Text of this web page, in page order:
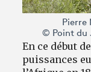
Pierre
© Point du
En ce début
puissances